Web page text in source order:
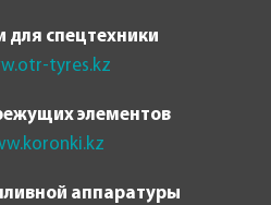
для спецтехники
tyres.kz
элементов
аппаратуры